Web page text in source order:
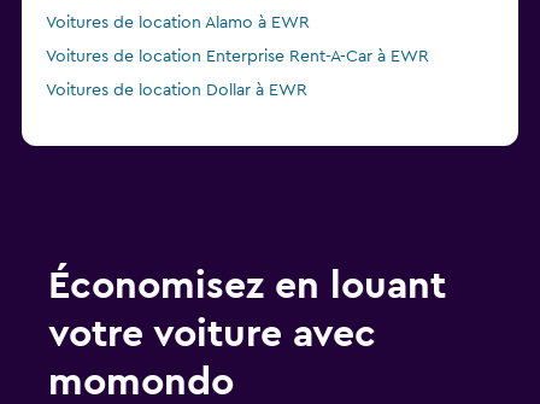
Voitures de location Alamo à EWR
Voitures de location Enterprise Rent-A-Car à EWR
Voitures de location Dollar à EWR
Économisez en louant
votre voiture avec
momondo